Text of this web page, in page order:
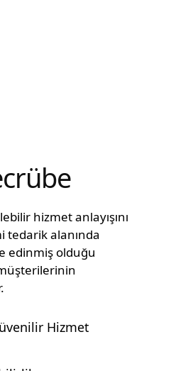
hizmet anlayışını
tedarik alanında
edinmiş olduğu
Hizmet